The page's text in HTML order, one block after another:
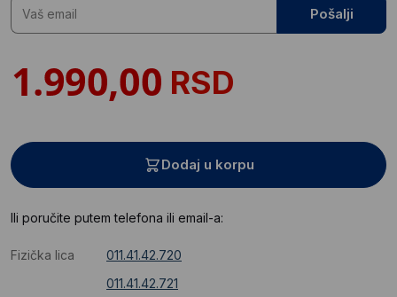
Pošalji
RSD
Dodaj u korpu
Ili poručite putem telefona ili email-a:
Fizička lica
011.41.42.720
011.41.42.721